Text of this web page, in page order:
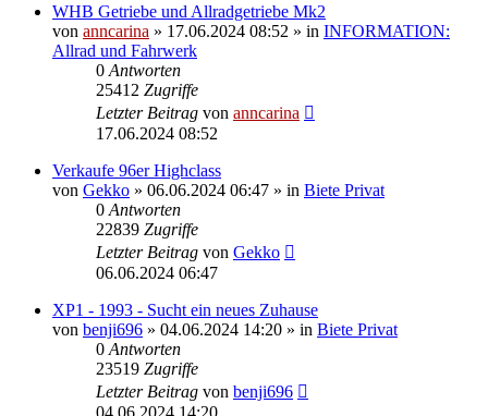
WHB Getriebe und Allradgetriebe Mk2
von anncarina » 17.06.2024 08:52 » in INFORMATION:
Allrad und Fahrwerk
0 Antworten
25412 Zugriffe
Letzter Beitrag von anncarina
17.06.2024 08:52
Verkaufe 96er Highclass
von Gekko » 06.06.2024 06:47 » in Biete Privat
0 Antworten
22839 Zugriffe
Letzter Beitrag von Gekko
06.06.2024 06:47
XP1 - 1993 - Sucht ein neues Zuhause
von benji696 » 04.06.2024 14:20 » in Biete Privat
0 Antworten
23519 Zugriffe
Letzter Beitrag von benji696
04.06.2024 14:20